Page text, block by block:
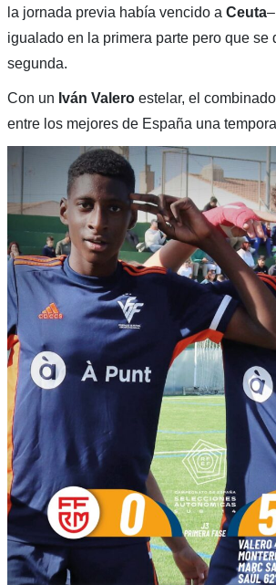
la jornada previa había vencido a Ceuta
igualado en la primera parte pero que se
segunda.
Con un Iván Valeroestelar, el
entre los mejores de España una